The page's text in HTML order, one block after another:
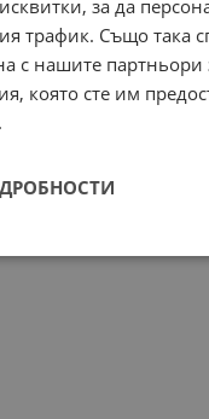
за да
трафик. Също така
с нашите
която сте им